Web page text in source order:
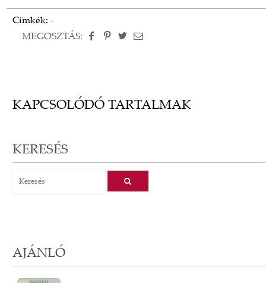
Címkék: -
MEGOSZTÁS:
KAPCSOLÓDÓ TARTALMAK
KERESÉS
AJÁNLÓ